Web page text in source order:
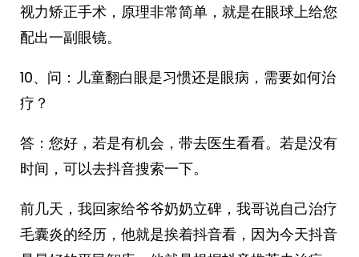
视力矫正手术，原理非常简单，就是在眼球上给您
配出一副眼镜。
10、问：儿童翻白眼是习惯还是眼病，需要如何治
疗？
答：您好，若是有机会，带去医生看看。若是没有
时间，可以去抖音搜索一下。
前几天，我回家给爷爷奶奶立碑，我哥说自己治疗
毛囊炎的经历，他就是挨着抖音看，因为今天抖音